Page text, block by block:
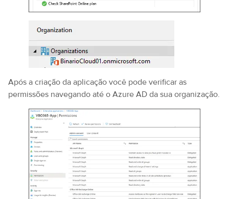
Após a criação da aplicação você pode verificar as
permissões navegando até o Azure AD da sua organização.